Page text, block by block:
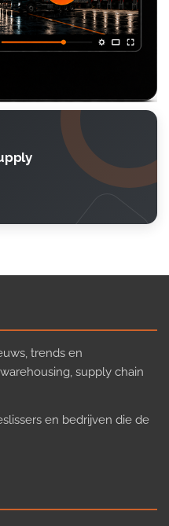
trends en
supply chain
en bedrijven die de